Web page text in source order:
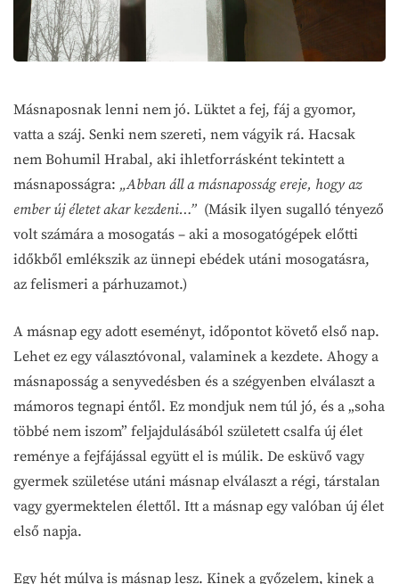
Másnaposnak lenni nem jó. Lüktet a fej, fáj a gyomor,
vatta a száj. Senki nem szereti, nem vágyik rá. Hacsak
nem Bohumil Hrabal, aki ihletforrásként tekintett a
másnaposságra: „Abban áll a másnaposság ereje, hogy az
ember új életet akar kezdeni…” (Másik ilyen sugalló tényező
volt számára a mosogatás – aki a mosogatógépek előtti
időkből emlékszik az ünnepi ebédek utáni mosogatásra,
az felismeri a párhuzamot.)
A másnap egy adott eseményt, időpontot követő első nap.
Lehet ez egy választóvonal, valaminek a kezdete. Ahogy a
másnaposság a senyvedésben és a szégyenben elválaszt a
mámoros tegnapi éntől. Ez mondjuk nem túl jó, és a „soha
többé nem iszom” feljajdulásából született csalfa új élet
reménye a fejfájással együtt el is múlik. De esküvő vagy
gyermek születése utáni másnap elválaszt a régi, társtalan
vagy gyermektelen élettől. Itt a másnap egy valóban új élet
első napja.
Egy hét múlva is másnap lesz. Kinek a győzelem, kinek a